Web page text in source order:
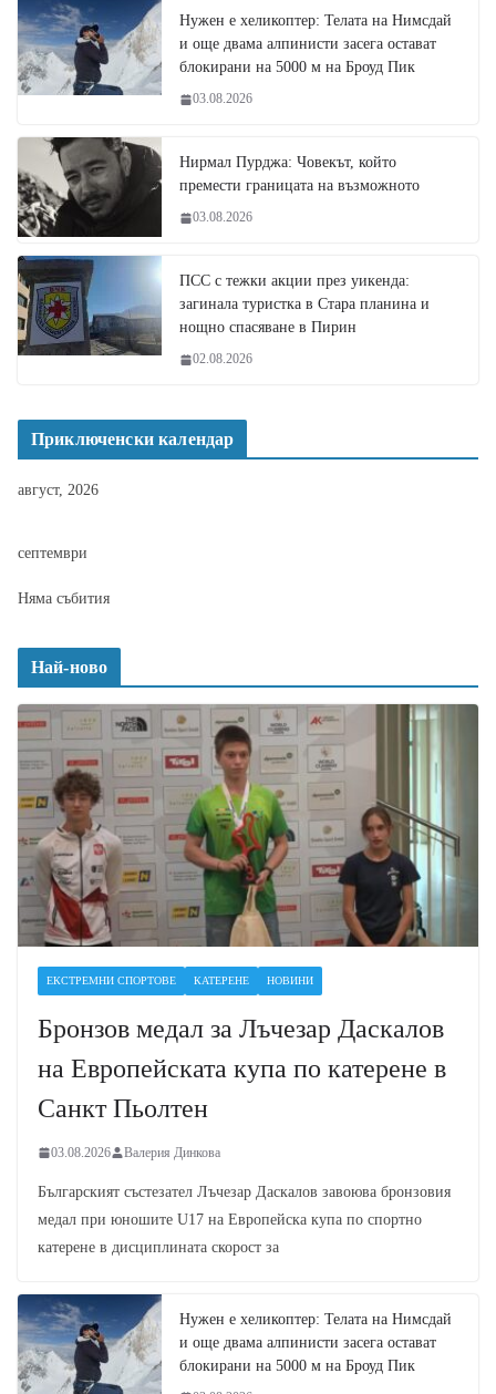
Нужен е хеликоптер: Телата на Нимсдай
и още двама алпинисти засега остават
блокирани на 5000 м на Броуд Пик
03.08.2026
Нирмал Пурджа: Човекът, който
премести границата на възможното
03.08.2026
ПСС с тежки акции през уикенда:
загинала туристка в Стара планина и
нощно спасяване в Пирин
02.08.2026
Приключенски календар
август, 2026
септември
Няма събития
Най-ново
ЕКСТРЕМНИ СПОРТОВЕ КАТЕРЕНЕ НОВИНИ
Бронзов медал за Лъчезар Даскалов
на Европейската купа по катерене в
Санкт Пьолтен
03.08.2026 Валерия Динкова
Българският състезател Лъчезар Даскалов завоюва бронзовия
медал при юношите U17 на Европейска купа по спортно
катерене в дисциплината скорост за
Нужен е хеликоптер: Телата на Нимсдай
и още двама алпинисти засега остават
блокирани на 5000 м на Броуд Пик